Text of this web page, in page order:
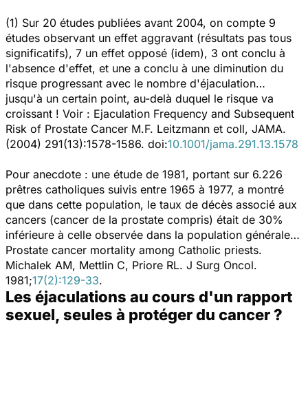
(1) Sur 20 études publiées avant 2004, on compte 9
études observant un effet aggravant (résultats pas tous
significatifs), 7 un effet opposé (idem), 3 ont conclu à
l'absence d'effet, et une a conclu à une diminution du
risque progressant avec le nombre d'éjaculation…
jusqu'à un certain point, au-delà duquel le risque va
croissant ! Voir : Ejaculation Frequency and Subsequent
Risk of Prostate Cancer M.F. Leitzmann et coll, JAMA.
(2004) 291(13):1578-1586. doi:10.1001/jama.291.13.1578
Pour anecdote : une étude de 1981, portant sur 6.226
prêtres catholiques suivis entre 1965 à 1977, a montré
que dans cette population, le taux de décès associé aux
cancers (cancer de la prostate compris) était de 30%
inférieure à celle observée dans la population générale…
Prostate cancer mortality among Catholic priests.
Michalek AM, Mettlin C, Priore RL. J Surg Oncol.
1981;17(2):129-33.
Les éjaculations au cours d'un rapport
sexuel, seules à protéger du cancer ?